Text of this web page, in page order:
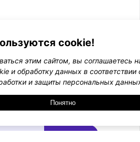
на WordPress 💛
связь
-
и новости WordPress
cookie!
этим сайтом, вы соглашаетесь
и обработку данных в соответствии
и защиты персональных
Понятно